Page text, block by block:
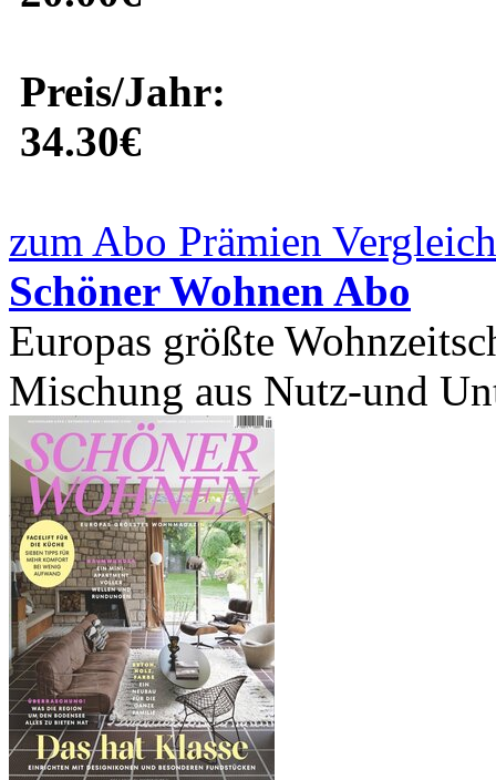
Preis/Jahr:
34.30€
zum Abo Prämien
Schöner Wohnen Abo
Europas größte
Mischung aus Nutz-und